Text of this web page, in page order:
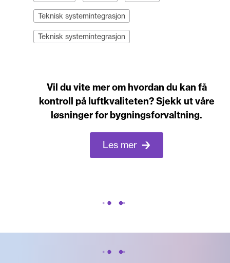
Teknisk systemintegrasjon
Teknisk systemintegrasjon
Vil du vite mer om hvordan du kan få
kontroll på luftkvaliteten? Sjekk ut våre
løsninger for bygningsforvaltning.
Les mer